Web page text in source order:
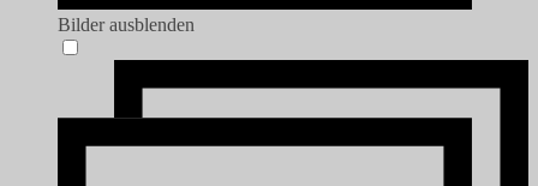
Bilder ausblenden